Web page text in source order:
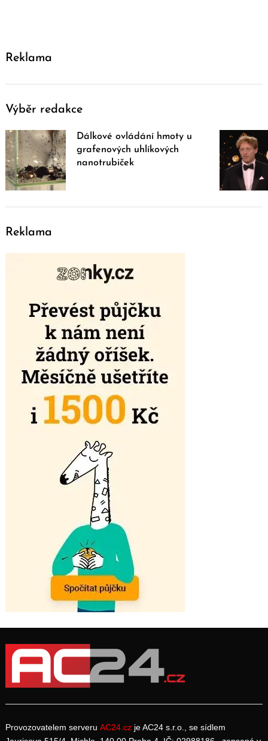
Reklama
Výběr redakce
Dálkové ovládání hmoty u
grafenových uhlíkových
nanotrubiček
Reklama
Provozovatelem serveru AC24.cz je AC24 s.r.o., se sídlem